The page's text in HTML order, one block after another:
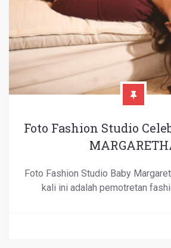
Foto Fashion Studio
Foto Fashion Studio Baby
kali ini adalah pemotretan